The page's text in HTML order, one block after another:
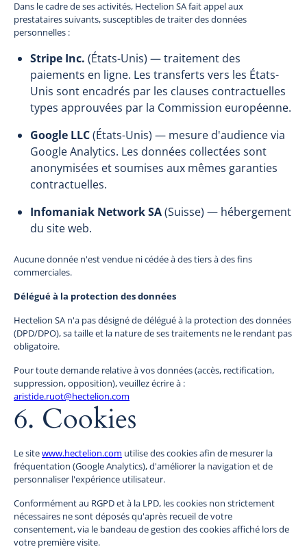
Dans le cadre de ses activités, Hectelion SA fait appel aux
prestataires suivants, susceptibles de traiter des données
personnelles :
Stripe Inc. (États-Unis) — traitement des
paiements en ligne. Les transferts vers les États-
Unis sont encadrés par les clauses contractuelles
types approuvées par la Commission européenne.
Google LLC(États-Unis) — mesure d'audience via
Google Analytics. Les données collectées sont
anonymisées et soumises aux mêmes garanties
contractuelles.
Infomaniak Network SA(Suisse) — hébergement
du site web.
Aucune donnée n'est vendue ni cédée à des tiers à des fins
commerciales.
Délégué à la protection des données
Hectelion SA n'a pas désigné de délégué à la protection des données
(DPD/DPO), sa taille et la nature de ses traitements ne le rendant pas
obligatoire.
Pour toute demande relative à vos données (accès, rectification,
suppression, opposition), veuillez écrire à :
aristide.ruot@hectelion.com
6. Cookies
Le sitewww.hectelion.com utilise des cookies afin de mesurer la
fréquentation (Google Analytics), d'améliorer la navigation et de
personnaliser l'expérience utilisateur.
Conformément au RGPD et à la LPD, les cookies non strictement
nécessaires ne sont déposés qu'après recueil de votre
consentement, via le bandeau de gestion des cookies affiché lors de
votre première visite.